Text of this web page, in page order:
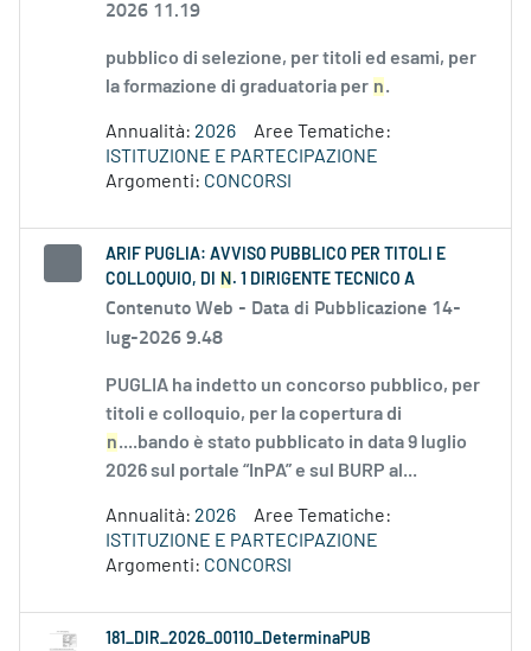
2026 11.19
pubblico di selezione, per titoli ed esami, per
la formazione di graduatoria per n.
Annualità: 2026
Aree Tematiche:
ISTITUZIONE E PARTECIPAZIONE
Argomenti: CONCORSI
ARIF PUGLIA: AVVISO PUBBLICO PER TITOLI E
COLLOQUIO, DI
N . 1 DIRIGENTE TECNICO A
Contenuto Web - Data di Pubblicazione 14-
lug-2026 9.48
PUGLIA ha indetto un concorso pubblico, per
titoli e colloquio, per la copertura di
n....bando è stato pubblicato in data 9 luglio
2026 sul portale “InPA” e sul BURP al...
Annualità: 2026
Aree Tematiche:
ISTITUZIONE E PARTECIPAZIONE
Argomenti: CONCORSI
181_DIR_2026_00110_DeterminaPUB